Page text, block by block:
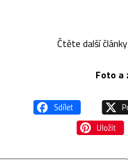
Čtěte další
Foto a